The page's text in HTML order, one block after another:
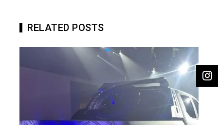
RELATED POSTS